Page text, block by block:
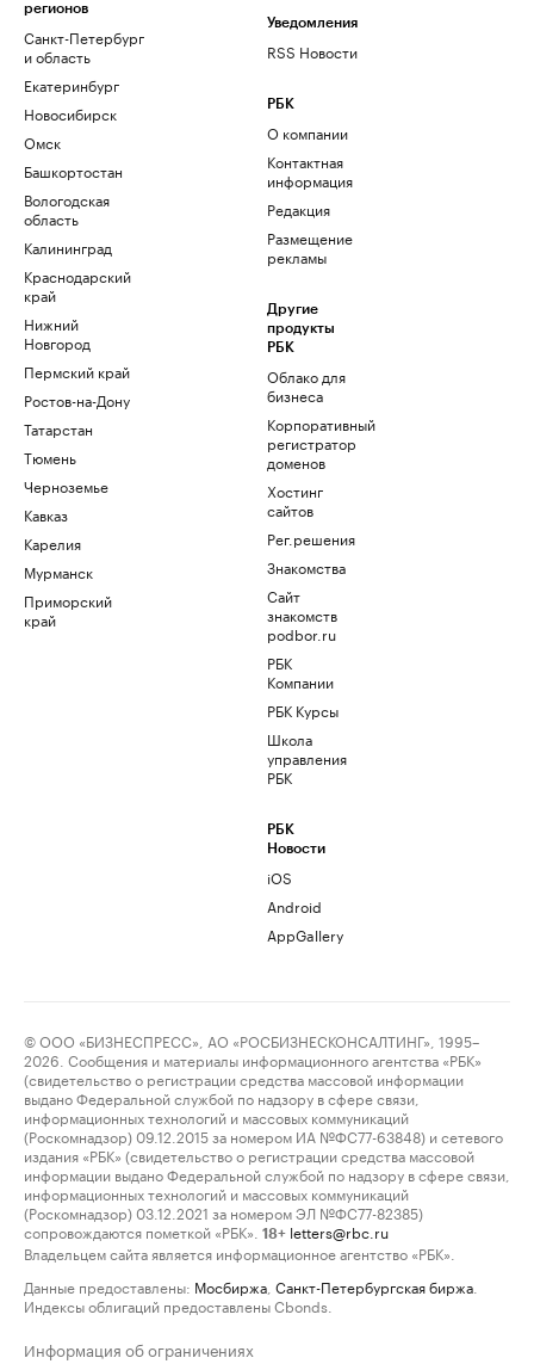
регионов
Санкт-Петербург
и область
Екатеринбург
Новосибирск
Омск
Башкортостан
Вологодская
область
Калининград
Краснодарский
край
Нижний
Новгород
Пермский край
Ростов-на-Дону
Татарстан
Тюмень
Черноземье
Кавказ
Карелия
Мурманск
Приморский
край
Уведомления
RSS Новости
РБК
О компании
Контактная
информация
Редакция
Размещение
рекламы
Другие
продукты
РБК
Облако для
бизнеса
Корпоративный
регистратор
доменов
Хостинг
сайтов
Рег.решения
Знакомства
Сайт
знакомств
podbor.ru
РБК
Компании
РБК Курсы
Школа
управления
РБК
РБК
Новости
iOS
Android
AppGallery
© ООО «БИЗНЕСПРЕСС», АО «РОСБИЗНЕСКОНСАЛТИНГ», 1995–
2026. Сообщения и материалы информационного агентства «РБК»
(свидетельство о регистрации средства массовой информации
выдано Федеральной службой по надзору в сфере связи,
информационных технологий и массовых коммуникаций
(Роскомнадзор) 09.12.2015 за номером ИА №ФС77-63848) и сетевого
издания «РБК» (свидетельство о регистрации средства массовой
информации выдано Федеральной службой по надзору в сфере связи,
информационных технологий и массовых коммуникаций
(Роскомнадзор) 03.12.2021 за номером ЭЛ №ФС77-82385)
сопровождаются пометкой «РБК».
18+ letters@rbc.ru
Владельцем сайта является информационное агентство «РБК».
Данные предоставлены: Мосбиржа Санкт-Петербургская биржа
Индексы облигаций предоставлены Cbonds.
Информация об ограничениях